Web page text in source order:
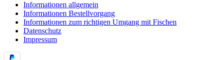
Informationen allgemein
Informationen Bestellvorgang
Informationen zum richtigen Umgang mit Fischen
Datenschutz
Impressum